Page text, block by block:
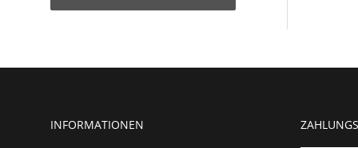
INFORMATIONEN